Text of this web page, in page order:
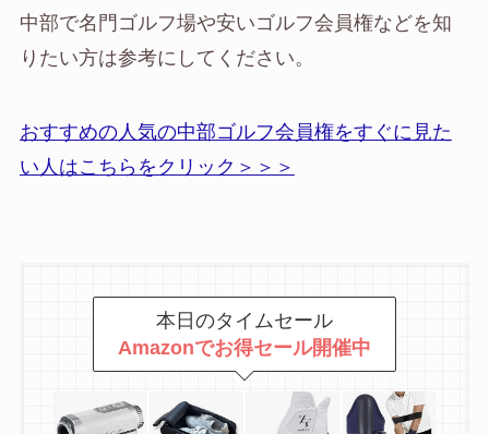
中部で名門ゴルフ場や安いゴルフ会員権などを知
りたい方は参考にしてください。
おすすめの人気の中部ゴルフ会員権をすぐに見た
い人はこちらをクリック＞＞＞
本日のタイムセール
Amazonでお得セール開催中